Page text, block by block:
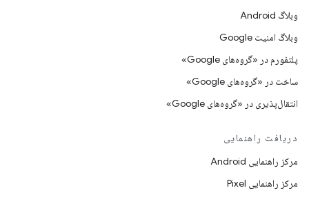
وبلاگ Android
وبلاگ امنیت Google
پلتفورم در «گروه‌های Google»
ساخت در «گروه‌های Google»
انتقال‌پذیری در «گروه‌های Google»
دریافت راهنمایی
مرکز راهنمایی Android
مرکز راهنمایی Pixel